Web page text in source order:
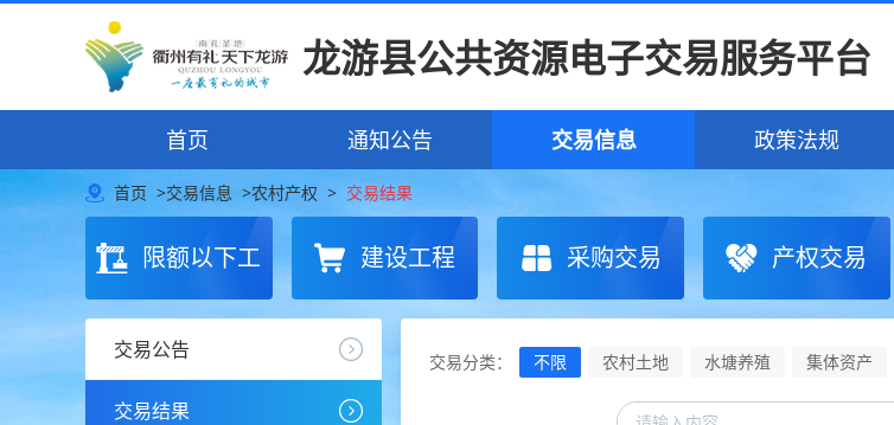
龙游县公共资源电子交易服务平台
首页 通知公告 交易信息 政策法规
首页 >交易信息 >农村产权 > 交易结果
限额以下工
程
建设工程 采购交易 产权交易
交易公告
交易结果
交易分类： 不限 农村土地 水塘养殖 集体资产